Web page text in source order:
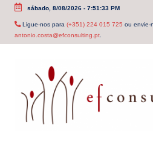
Skip
sábado, 8/08/2026- 7:51:33 PM
Ligue-nos para (+351) 224 015 725 ou envie-
antonio.costa@efconsulting.pt.